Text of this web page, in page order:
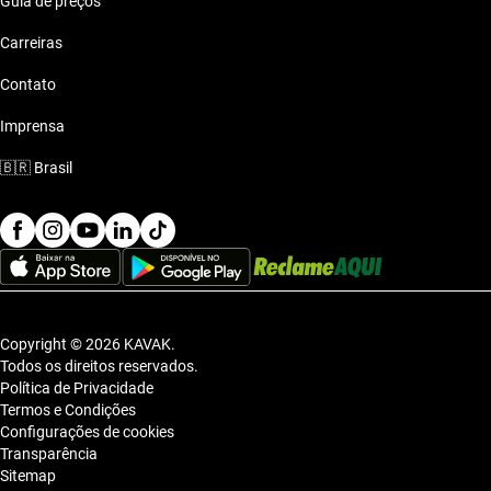
cidade ou na estrada.
Carreiras
Contato
Imprensa
🇧🇷 Brasil
Copyright © 2026 KAVAK.
Todos os direitos reservados.
Política de Privacidade
Termos e Condições
Configurações de cookies
Transparência
Sitemap